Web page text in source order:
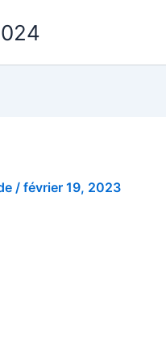
/ février 19, 2023